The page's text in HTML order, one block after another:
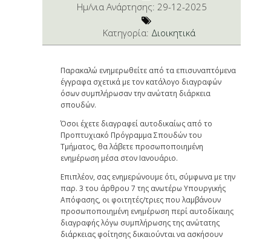
Ημ/νια Ανάρτησης: 29-12-2025
Kατηγορία: Διοικητικά
Παρακαλώ ενημερωθείτε από τα επισυναπτόμενα
έγγραφα σχετικά με τον κατάλογο διαγραφών
όσων συμπλήρωσαν την ανώτατη διάρκεια
σπουδών.
Όσοι έχετε διαγραφεί αυτοδικαίως από το
Προπτυχιακό Πρόγραμμα Σπουδών του
Τμήματος, θα λάβετε προσωποποιημένη
ενημέρωση μέσα στον Ιανουάριο.
Επιπλέον, σας ενημερώνουμε ότι, σύμφωνα με την
παρ. 3 του άρθρου 7 της ανωτέρω Υπουργικής
Απόφασης, οι φοιτητές/τριες που λαμβάνουν
προσωποποιημένη ενημέρωση περί αυτοδίκαιης
διαγραφής λόγω συμπλήρωσης της ανώτατης
διάρκειας φοίτησης δικαιούνται να ασκήσουν